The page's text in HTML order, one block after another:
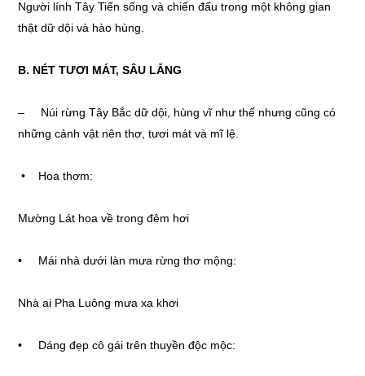
Người lính Tây Tiến sống và chiến đấu trong một không gian
thật dữ dội và hào hùng.
B. NÉT TƯƠI MÁT, SÂU LẮNG
– Núi rừng Tây Bắc dữ dội, hùng vĩ như thế nhưng cũng có
những cảnh vật nên thơ, tươi mát và mĩ lệ.
• Hoa thơm:
Mường Lát hoa về trong đêm hơi
• Mái nhà dưới làn mưa rừng thơ mộng:
Nhà ai Pha Luông mưa xa khơi
• Dáng đẹp cô gái trên thuyền độc mộc: